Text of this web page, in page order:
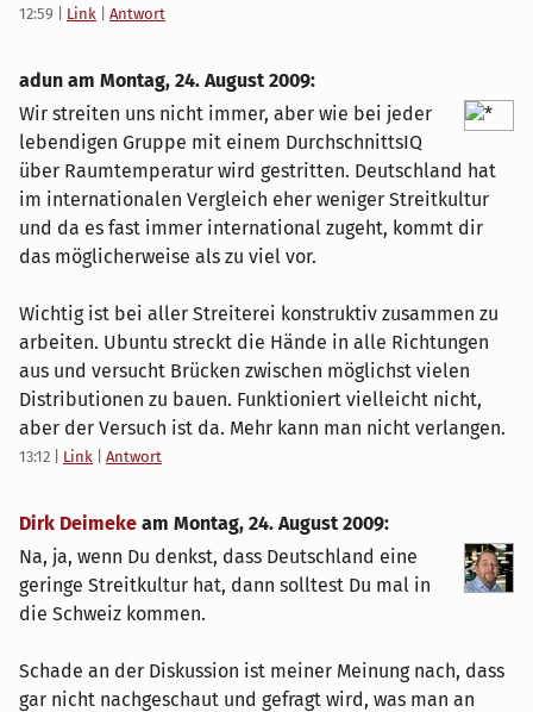
12:59 Link Antwort
adun am Montag, 24. August 2009:
Wir streiten uns nicht immer, aber wie bei jeder
lebendigen Gruppe mit einem DurchschnittsIQ
über Raumtemperatur wird gestritten. Deutschland hat
im internationalen Vergleich eher weniger Streitkultur
und da es fast immer international zugeht, kommt dir
das möglicherweise als zu viel vor.
Wichtig ist bei aller Streiterei konstruktiv zusammen zu
arbeiten. Ubuntu streckt die Hände in alle Richtungen
aus und versucht Brücken zwischen möglichst vielen
Distributionen zu bauen. Funktioniert vielleicht nicht,
aber der Versuch ist da. Mehr kann man nicht verlangen.
13:12 Link Antwort
Dirk Deimeke am Montag, 24. August 2009:
Na, ja, wenn Du denkst, dass Deutschland eine
geringe Streitkultur hat, dann solltest Du mal in
die Schweiz kommen.
Schade an der Diskussion ist meiner Meinung nach, dass
gar nicht nachgeschaut und gefragt wird, was man an